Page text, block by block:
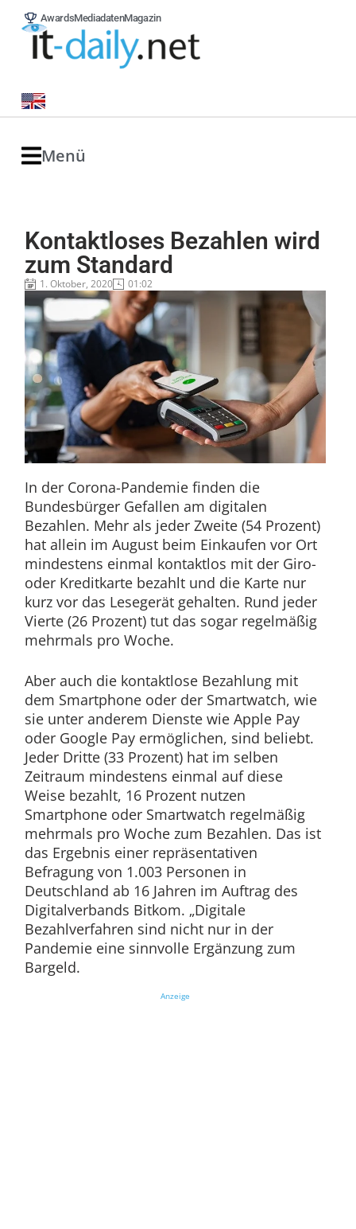
AwardsMediadatenMagazin
Menü
Kontaktloses Bezahlen wird
zum Standard
1. Oktober, 2020 01:02
In der Corona-Pandemie finden die
Bundesbürger Gefallen am digitalen
Bezahlen. Mehr als jeder Zweite (54 Prozent)
hat allein im August beim Einkaufen vor Ort
mindestens einmal kontaktlos mit der Giro-
oder Kreditkarte bezahlt und die Karte nur
kurz vor das Lesegerät gehalten. Rund jeder
Vierte (26 Prozent) tut das sogar regelmäßig
mehrmals pro Woche.
Aber auch die kontaktlose Bezahlung mit
dem Smartphone oder der Smartwatch, wie
sie unter anderem Dienste wie Apple Pay
oder Google Pay ermöglichen, sind beliebt.
Jeder Dritte (33 Prozent) hat im selben
Zeitraum mindestens einmal auf diese
Weise bezahlt, 16 Prozent nutzen
Smartphone oder Smartwatch regelmäßig
mehrmals pro Woche zum Bezahlen. Das ist
das Ergebnis einer repräsentativen
Befragung von 1.003 Personen in
Deutschland ab 16 Jahren im Auftrag des
Digitalverbands Bitkom. „Digitale
Bezahlverfahren sind nicht nur in der
Pandemie eine sinnvolle Ergänzung zum
Bargeld.
Anzeige